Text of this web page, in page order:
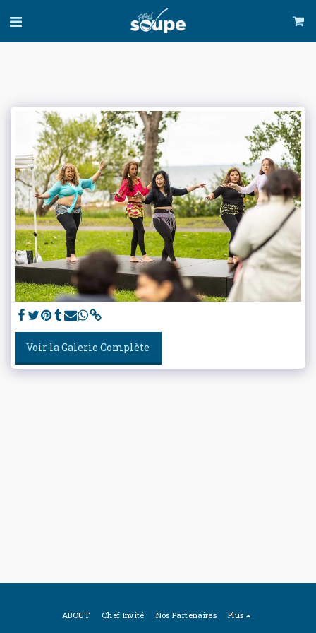
Voir la Galerie Complète
ABOUT Chef Invité Nos Partenaires Plus